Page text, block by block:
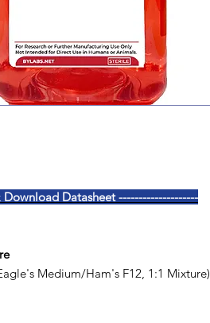
Download Datasheet --------------------
Medium/Ham's F12, 1:1 Mixture)